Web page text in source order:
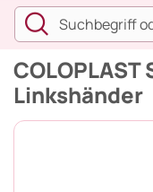
Linkshänder